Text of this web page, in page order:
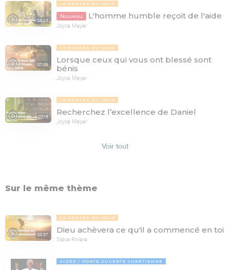
06:43
LA PENSÉE DU JOUR
Nouveau L'homme humble reçoit de l'aide
Joyce Meyer
07:06
LA PENSÉE DU JOUR
Lorsque ceux qui vous ont blessé sont
bénis
Joyce Meyer
07:15
LA PENSÉE DU JOUR
Recherchez l’excellence de Daniel
Joyce Meyer
Voir tout
Sur le même thème
08:37
LA PENSÉE DU JOUR
Dieu achèvera ce qu'il a commencé en toi
Stève Rivière
VIDÉO PORTE OUVERTE CHRÉTIENNE